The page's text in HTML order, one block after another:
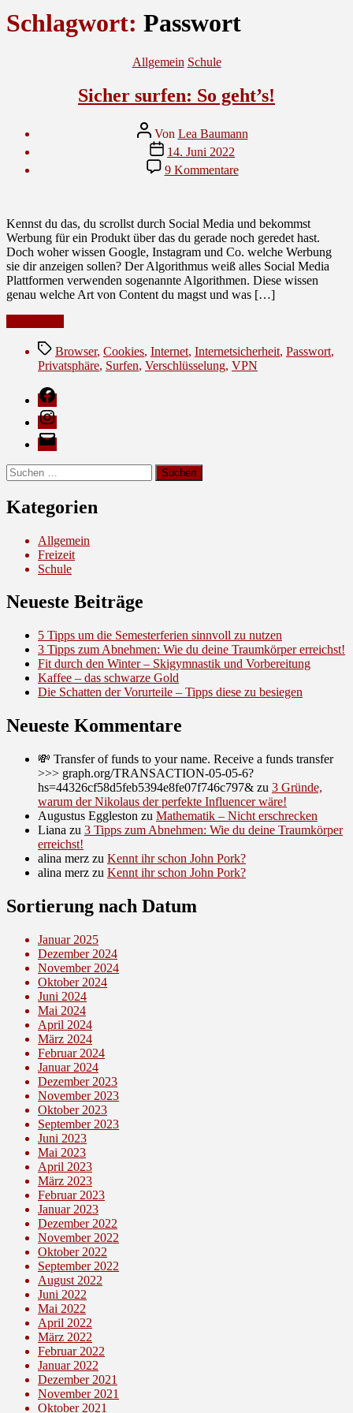
Schlagwort: Passwort
Kategorien
Allgemein Schule
Sicher surfen: So geht’s!
Beitragsautor
Von Lea Baumann
Veröffentlichungsdatum
14. Juni 2022
9 Kommentarezu
Sicher
geht’s!
Kennst du das, du scrollst durch Social Media und bekommst
Werbung für ein Produkt über das du gerade noch geredet hast.
Doch woher wissen Google, Instagram und Co. welche Werbung
sie dir anzeigen sollen? Der Algorithmus weiß alles Social Media
Plattformen verwenden sogenannte Algorithmen. Diese wissen
genau welche Art von Content du magst und was […]
So
geht’s!”
Schlagwörter
Browser, Cookies, Internet, Internetsicherheit, Passwort,
Privatsphäre, Surfen, Verschlüsselung, VPN
Facebook
Instagram
E-
Mail
Suche
nach:
Kategorien
Allgemein
Freizeit
Schule
Neueste Beiträge
5 Tipps um die Semesterferien sinnvoll zu nutzen
3 Tipps zum Abnehmen: Wie du deine Traumkörper erreichst!
Fit durch den Winter – Skigymnastik und Vorbereitung
Kaffee – das schwarze Gold
Die Schatten der Vorurteile – Tipps diese zu besiegen
Neueste Kommentare
💸 Transfer of funds to your name. Receive a funds transfer
>>> graph.org/TRANSACTION-05-05-6?
hs=44326cf58d5feb5394e8fe07f746c797& zu 3 Gründe,
warum der Nikolaus der perfekte Influencer wäre!
Augustus Eggleston zu Mathematik – Nicht erschrecken
Liana zu 3 Tipps zum Abnehmen: Wie du deine Traumkörper
erreichst!
alina merz zu Kennt ihr schon John Pork?
alina merz zu Kennt ihr schon John Pork?
Sortierung nach Datum
Januar 2025
Dezember 2024
November 2024
Oktober 2024
Juni 2024
Mai 2024
April 2024
März 2024
Februar 2024
Januar 2024
Dezember 2023
November 2023
Oktober 2023
September 2023
Juni 2023
Mai 2023
April 2023
März 2023
Februar 2023
Januar 2023
Dezember 2022
November 2022
Oktober 2022
September 2022
August 2022
Juni 2022
Mai 2022
April 2022
März 2022
Februar 2022
Januar 2022
Dezember 2021
November 2021
Oktober 2021